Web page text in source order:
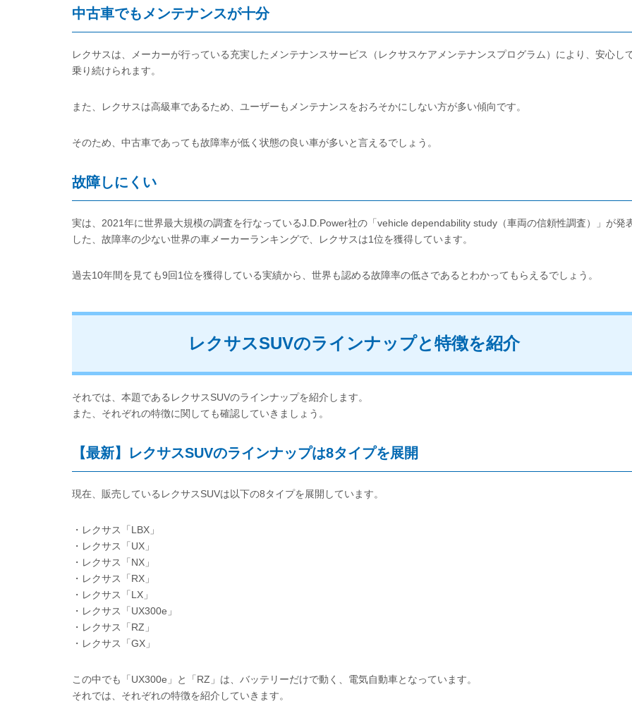
中古車でもメンテナンスが十分
レクサスは、メーカーが行っている充実したメンテナンスサービス（レクサスケアメンテナンスプログラム）により、安心し
乗り続けられます。
また、レクサスは高級車であるため、ユーザーもメンテナンスをおろそかにしない方が多い傾向です。
そのため、中古車であっても故障率が低く状態の良い車が多いと言えるでしょう。
故障しにくい
実は、2021年に世界最大規模の調査を行なっているJ.D.Power社の「vehicle dependability study（車両の信頼性調査）」が発
した、故障率の少ない世界の車メーカーランキングで、レクサスは1位を獲得しています。
過去10年間を見ても9回1位を獲得している実績から、世界も認める故障率の低さであるとわかってもらえるでしょう。
レクサスSUVのラインナップと特徴を紹介
それでは、本題であるレクサスSUVのラインナップを紹介します。
また、それぞれの特徴に関しても確認していきましょう。
【最新】レクサスSUVのラインナップは8タイプを展開
現在、販売しているレクサスSUVは以下の8タイプを展開しています。
・レクサス「LBX」
・レクサス「UX」
・レクサス「NX」
・レクサス「RX」
・レクサス「LX」
・レクサス「UX300e」
・レクサス「RZ」
・レクサス「GX」
この中でも「UX300e」と「RZ」は、バッテリーだけで動く、電気自動車となっています。
それでは、それぞれの特徴を紹介していきます。